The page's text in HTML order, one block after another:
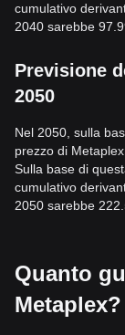
cumulativo
2040 sarebbe
Previsione
2050
Nel 2050, sulla
prezzo di
Sulla base di
cumulativo
2050 sarebbe
Quanto
Metaplex?